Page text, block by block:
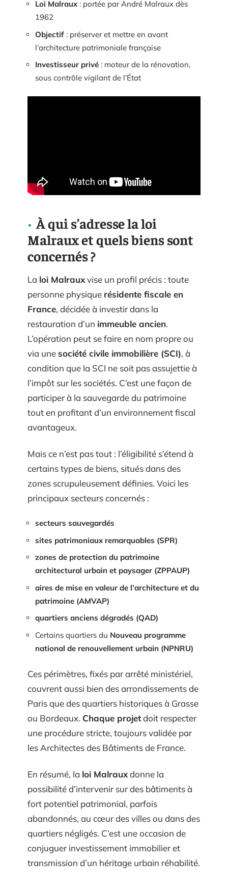
Loi Malraux : portée par André Malraux dès
1962
Objectif : préserver et mettre en avant
l’architecture patrimoniale française
Investisseur privé : moteur de la rénovation,
sous contrôle vigilant de l’État
À qui s’adresse la loi
Malraux et quels biens sont
concernés ?
La loi Malrauxvise un profil précis : toute
personne physique résidente fiscale en
France, décidée à investir dans la
restauration d’un immeuble ancien.
L’opération peut se faire en nom propre ou
via unesociété civile immobilière (SCI), à
condition que la SCI ne soit pas assujettie à
l’impôt sur les sociétés. C’est une façon de
participer à la sauvegarde du patrimoine
tout en profitant d’un environnement fiscal
avantageux.
Mais ce n’est pas tout : l’éligibilité s’étend à
certains types de biens, situés dans des
zones scrupuleusement définies. Voici les
principaux secteurs concernés :
secteurs sauvegardés
sites patrimoniaux remarquables (SPR)
zones de protection du patrimoine
architectural urbain et paysager (ZPPAUP)
aires de mise en valeur de l’architecture et du
patrimoine (AMVAP)
quartiers anciens dégradés (QAD)
Certains quartiers du Nouveau programme
national de renouvellement urbain (NPNRU)
Ces périmètres, fixés par arrêté ministériel,
couvrent aussi bien des arrondissements de
Paris que des quartiers historiques à Grasse
ou Bordeaux. Chaque projetdoit respecter
une procédure stricte, toujours validée par
les Architectes des Bâtiments de France.
En résumé, la loi Malrauxdonne la
possibilité d’intervenir sur des bâtiments à
fort potentiel patrimonial, parfois
abandonnés, au cœur des villes ou dans des
quartiers négligés. C’est une occasion de
conjuguer investissement immobilier et
transmission d’un héritage urbain réhabilité.